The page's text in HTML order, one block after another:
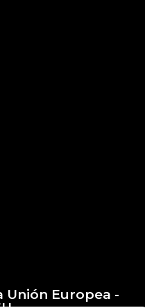
Unión Europea -